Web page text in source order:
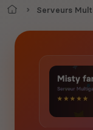
AccueilServeurs